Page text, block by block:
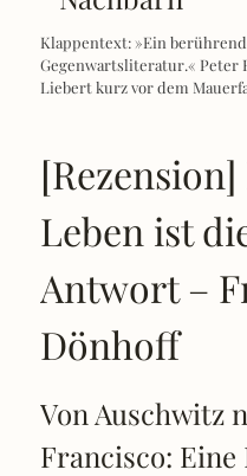
Klappentext: »Ein
Gegenwartsliteratur.« Peter
Liebert kurz vor dem
Leben ist
Antwort –
Dönhoff
Von Auschwitz
Francisco: Eine